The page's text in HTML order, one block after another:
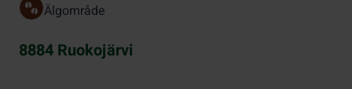
Älgområde
8884 Ruokojärvi